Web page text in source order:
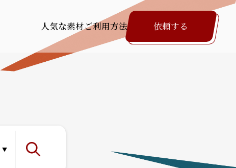
人気な素材ご利用方法 依頼する